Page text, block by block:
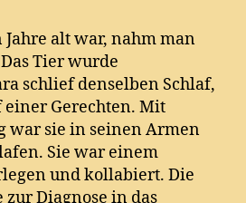
alt war, nahm man
Tier wurde
schlief denselben Schlaf,
einer Gerechten. Mit
war sie in seinen Armen
Sie war einem
und kollabiert. Die
Diagnose in das